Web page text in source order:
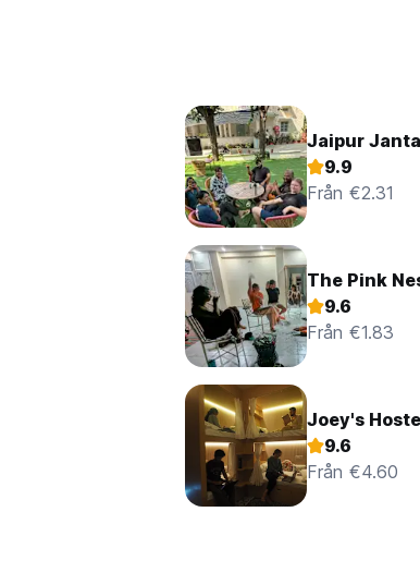
Jaipur
9.9
Från €2.31
The Pink
9.6
Från €1.83
Joey's
9.6
Från €4.60